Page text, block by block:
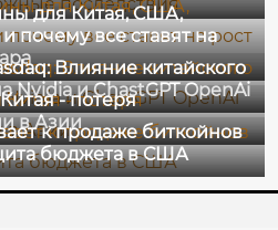
для Китая, США,
почему все ставят на
Влияние китайского
Nvidia и ChastGPT OpenAi
- потеря
в Азии
к продаже биткойнов
бюджета в США